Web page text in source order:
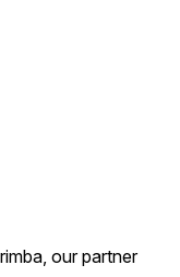
our partner